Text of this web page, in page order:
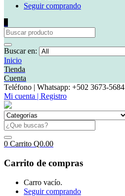
Seguir comprando
Buscar en:
Inicio
Tienda
Cuenta
Teléfono | Whatsapp: +502 3673-5684
Mi cuenta | Registro
0 Carrito Q0.00
Carrito de compras
Carro vacío.
Seguir comprando